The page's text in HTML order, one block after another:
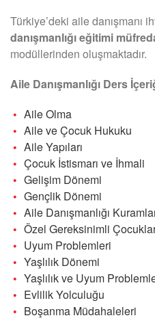
Türkiye’deki aile danışmanı
danışmanlığı eğitimi
modüllerinden oluşmaktadır.
Aile Danışmanlığı Ders
Aile Olma
Aile ve Çocuk Hukuku
Aile Yapıları
Çocuk İstismarı ve İhmali
Gelişim Dönemi
Gençlik Dönemi
Aile Danışmanlığı
Özel Gereksinimli
Uyum Problemleri
Yaşlılık Dönemi
Yaşlılık ve Uyum
Evlilik Yolculuğu
Boşanma Müdahaleleri